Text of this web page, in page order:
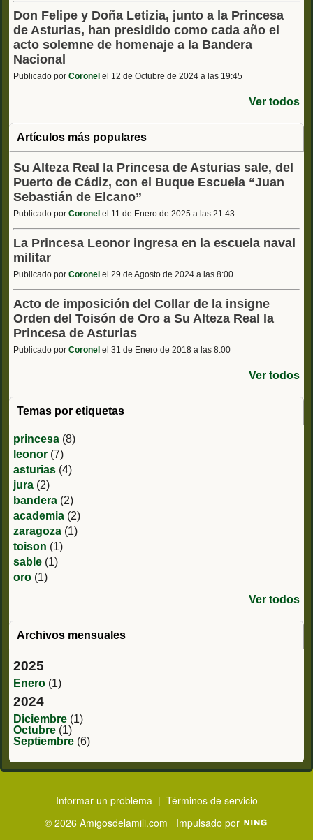
Don Felipe y Doña Letizia, junto a la Princesa
de Asturias, han presidido como cada año el
acto solemne de homenaje a la Bandera
Nacional
Publicado por Coronel el 12 de Octubre de 2024 a las 19:45
Ver todos
Artículos más populares
Su Alteza Real la Princesa de Asturias sale, del
Puerto de Cádiz, con el Buque Escuela “Juan
Sebastián de Elcano”
Publicado por Coronel el 11 de Enero de 2025 a las 21:43
La Princesa Leonor ingresa en la escuela naval
militar
Publicado por Coronel el 29 de Agosto de 2024 a las 8:00
Acto de imposición del Collar de la insigne
Orden del Toisón de Oro a Su Alteza Real la
Princesa de Asturias
Publicado por Coronel el 31 de Enero de 2018 a las 8:00
Ver todos
Temas por etiquetas
princesa (8)
leonor (7)
asturias (4)
jura (2)
bandera (2)
academia (2)
zaragoza (1)
toison (1)
sable (1)
oro (1)
Ver todos
Archivos mensuales
2025
Enero (1)
2024
Diciembre (1)
Octubre (1)
Septiembre (6)
Informar un problema| Términos de servicio
© 2026 Amigosdelamili.com Impulsado por